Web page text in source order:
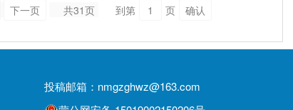
下一页 共31页 到第 页 确认
投稿邮箱：nmgzghwz@163.com